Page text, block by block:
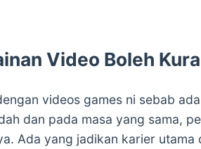
Video Boleh
videos games ni sebab
dan pada masa yang sama,
Ada yang jadikan karier